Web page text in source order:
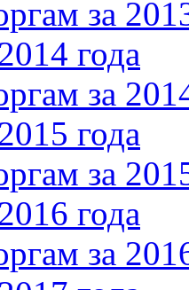
за
года
за
года
за
года
за